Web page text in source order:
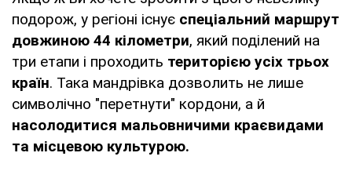
подорож, у регіоні існує спеціальний маршрут
довжиною 44 кілометри, який поділений на
три етапи і проходить територією усіх трьох
країн. Така мандрівка дозволить не лише
символічно "перетнути" кордони, а й
насолодитися мальовничими краєвидами
та місцевою культурою.